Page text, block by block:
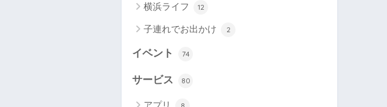
横浜ライフ 12
子連れでお出かけ 2
イベント 74
サービス 80
アプリ